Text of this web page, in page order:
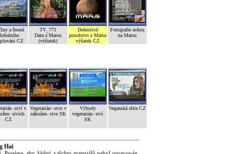
a řesení
CZ
TV_771
Data z Marsu
(výňatek)
Dobrotivé
posolstvo z Marsu
výňatek CZ
Fotografie města
na Marsu
-ství v
stvích
CZ
Vegetarián- stvo v
nábožen- stve SK
Výhody
vegetarián- ství
SK
Veganská elita CZ
Hai